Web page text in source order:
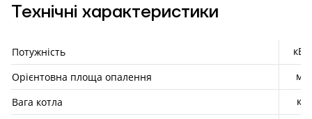
Технічні характеристики
Потужність
кВт
Орієнтовна площа опалення
м²
Вага котла
кг